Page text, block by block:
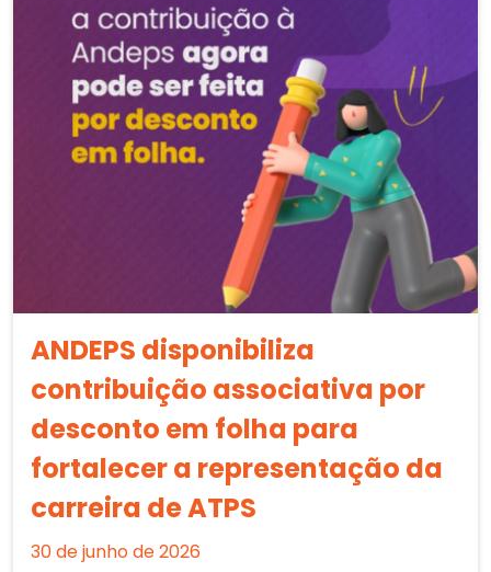
ANDEPS disponibiliza
contribuição associativa por
desconto em folha para
fortalecer a representação da
carreira de ATPS
30 de junho de 2026